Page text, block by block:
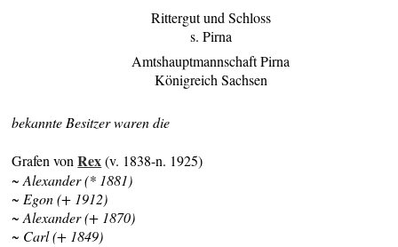
Rittergut und Schloss
s. Pirna
Amtshauptmannschaft Pirna
Königreich Sachsen
bekannte Besitzer waren die
Grafen vonRex(v. 1838-n. 1925)
~ Alexander (* 1881)
~ Egon (+ 1912)
~ Alexander (+ 1870)
~ Carl (+ 1849)